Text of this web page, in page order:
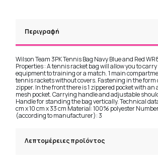
Περιγραφή
Wilson Team 3PK Tennis Bag Navy Blue and Red
Properties : A tennis racket bag will allow you to
equipment to training or a match. 1 main
tennis rackets without covers. Fastening in the form
zipper. In the front there is 1 zippered pocket with
mesh pocket. Carrying handle and adjustable
Handle for standing the bag vertically. Technical
cm x 10 cm x 33 cm Material: 100% polyester
(according to manufacturer): 3
Λεπτομέρειες προϊόντος